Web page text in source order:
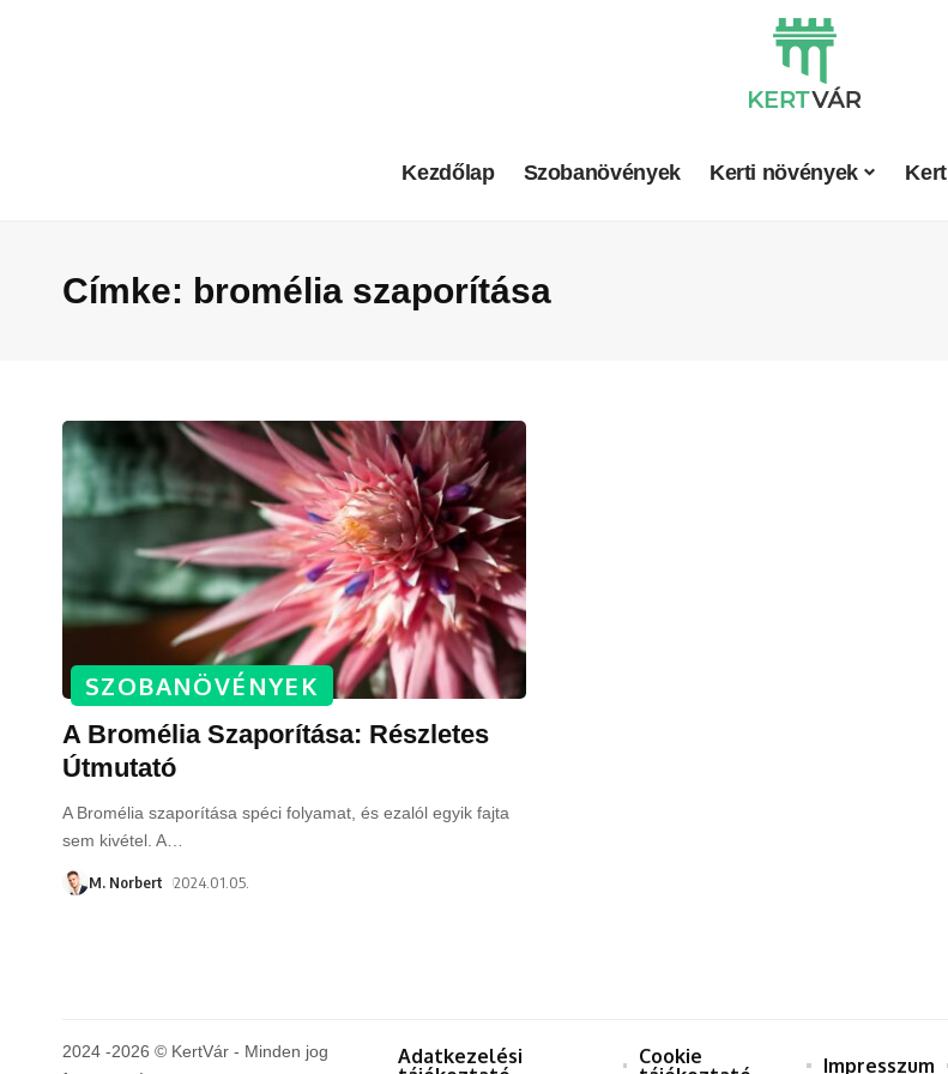
Kezdőlap Szobanövények Kerti növények Kert
Címke: bromélia szaporítása
SZOBANÖVÉNYEK
A Bromélia Szaporítása: Részletes
Útmutató
A Bromélia szaporítása spéci folyamat, és ezalól egyik fajta
sem kivétel. A
M. Norbert 2024.01.05.
2024 -2026 © KertVár - Minden jog
Adatkezelési
Cookie
Impresszum